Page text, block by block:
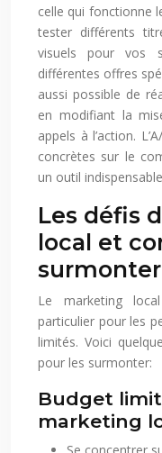
celle qui fonctionne
tester différents
visuels pour vos
différentes offres
aussi possible de
en modifiant la
appels à l’action.
concrètes sur le
un outil
Les défis
local et
surmonter
Le marketing
particulier pour les
limités. Voici
pour les surmonter:
Budget
marketing
Se concentrer